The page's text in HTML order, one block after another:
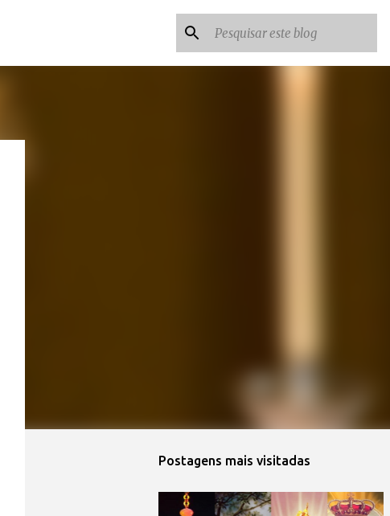
Postagens mais visitadas